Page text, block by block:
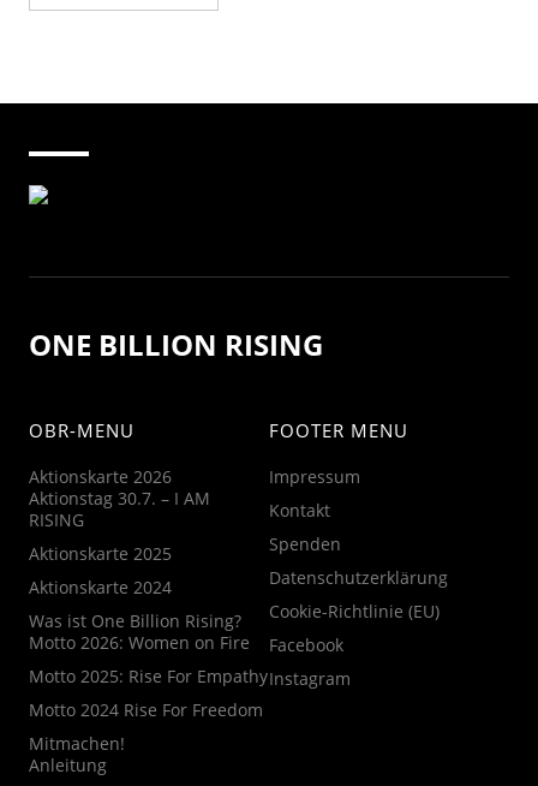
ONE BILLION RISING
OBR-MENU
Aktionskarte 2026
Aktionstag 30.7. – I AM
RISING
Aktionskarte 2025
Aktionskarte 2024
Was ist One Billion Rising?
Motto 2026: Women on Fire
Motto 2025: Rise For Empathy
Motto 2024 Rise For Freedom
Mitmachen!
Anleitung
FOOTER MENU
Impressum
Kontakt
Spenden
Datenschutzerklärung
Cookie-Richtlinie (EU)
Facebook
Instagram